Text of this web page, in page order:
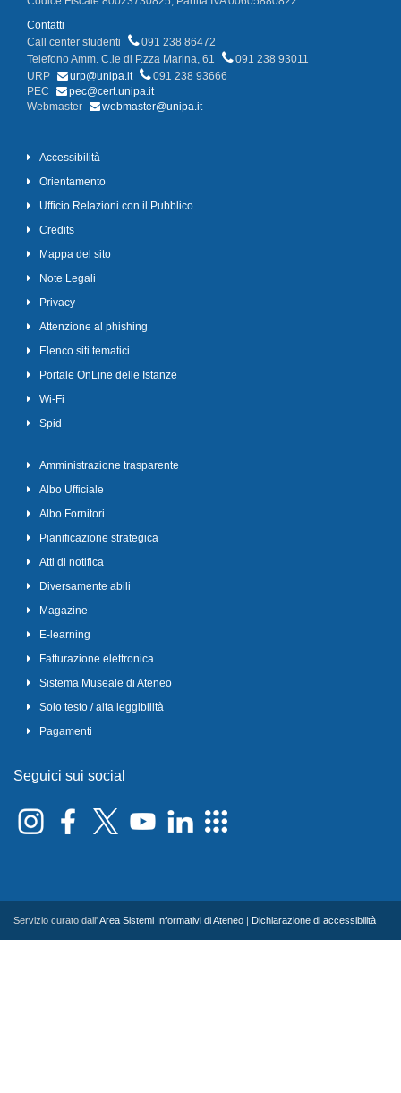
Contatti
Call center studenti
091 238 86472
Telefono Amm. C.le di P.zza Marina, 61
091 238 93011
URP
urp@unipa.it
091 238 93666
PEC
pec@cert.unipa.it
Webmaster
webmaster@unipa.it
Accessibilità
Orientamento
Ufficio Relazioni con il Pubblico
Credits
Mappa del sito
Note Legali
Privacy
Attenzione al phishing
Elenco siti tematici
Portale OnLine delle Istanze
Wi-Fi
Spid
Amministrazione trasparente
Albo Ufficiale
Albo Fornitori
Pianificazione strategica
Atti di notifica
Diversamente abili
Magazine
E-learning
Fatturazione elettronica
Sistema Museale di Ateneo
Solo testo / alta leggibilità
Pagamenti
Seguici sui social
Servizio curato dall'Area Sistemi Informativi di Ateneo Dichiarazione di accessibilità